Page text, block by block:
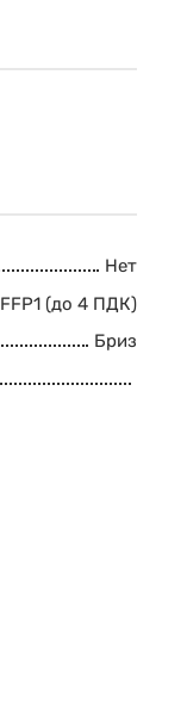
Нет
FFP1 (до 4 ПДК)
Бриз